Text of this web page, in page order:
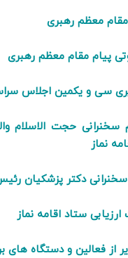
معظم رهبری
پیام مقام معظم رهبری
سی و یکمین اجلاس
حجت الاسلام
نماز
دکتر پزشکیان
ستاد اقامه نماز
از فعالین و دستگاه های